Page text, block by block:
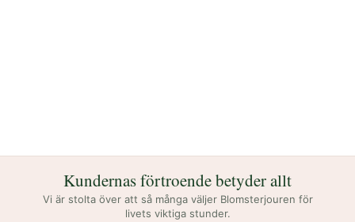
Kundernas förtroende betyder allt
Vi är stolta över att så många väljer Blomsterjouren för
livets viktiga stunder.